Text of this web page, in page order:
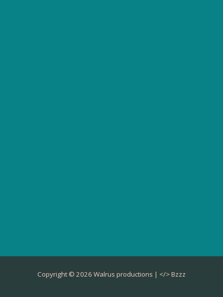
Copyright © 2026 Walrus productions | </>Bzzz